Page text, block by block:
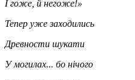
І гоже, й негоже!»
Тепер уже заходились
Древности шукати
У могилах... бо нічого